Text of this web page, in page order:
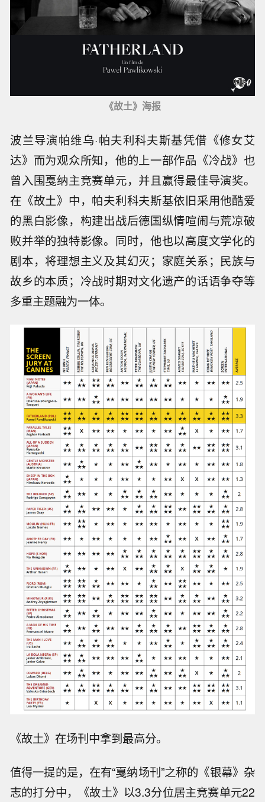
《故土》海报
波兰导演帕维乌·帕夫利科夫斯基凭借《修女艾
达》而为观众所知，他的上一部作品《冷战》也
曾入围戛纳主竞赛单元，并且赢得最佳导演奖。
在《故土》中，帕夫利科夫斯基依旧采用他酷爱
的黑白影像，构建出战后德国纵情喧闹与荒凉破
败并举的独特影像。同时，他也以高度文学化的
剧本，将理想主义及其幻灭；家庭关系；民族与
故乡的本质；冷战时期对文化遗产的话语争夺等
多重主题融为一体。
《故土》在场刊中拿到最高分。
值得一提的是，在有“戛纳场刊”之称的《银幕》杂
志的打分中，《故土》以3.3分位居主竞赛单元22